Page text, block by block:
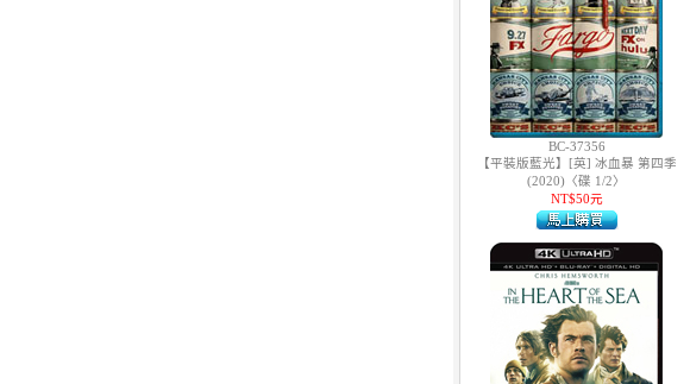
BC-37356
【平裝版藍光】[英] 冰血暴 第四季
(2020)〈碟 1/2〉
NT$50元